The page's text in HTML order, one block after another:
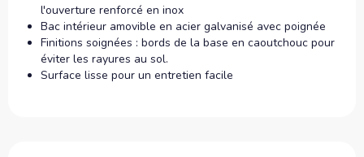
l'ouverture renforcé en inox
Bac intérieur amovible en acier galvanisé avec poignée
Finitions soignées : bords de la base en caoutchouc pour
éviter les rayures au sol.
Surface lisse pour un entretien facile